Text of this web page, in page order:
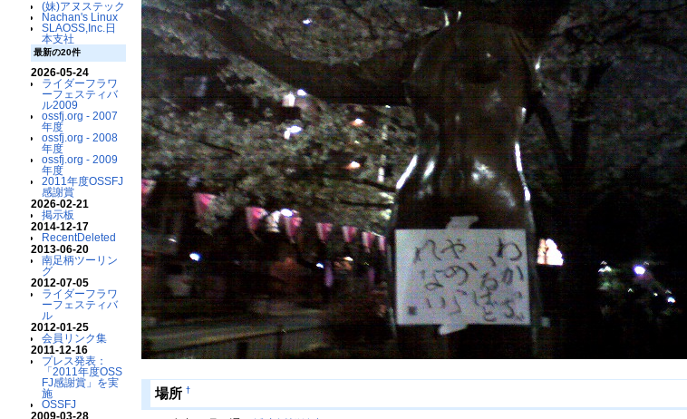
(妹)アヌステック
Nachan's Linux
SLAOSS,Inc.日
本支社
最新の20件
2026-05-24
ライダーフラワ
ーフェスティバ
ル2009
ossfj.org - 2007
年度
ossfj.org - 2008
年度
ossfj.org - 2009
年度
2011年度OSSFJ
感謝賞
2026-02-21
掲示板
2014-12-17
RecentDeleted
2013-06-20
南足柄ツーリン
グ
2012-07-05
ライダーフラワ
ーフェスティバ
ル
2012-01-25
会員リンク集
2011-12-16
プレス発表：
「2011年度OSS
FJ感謝賞」を実
施
OSSFJ
2009-03-28
場所 †